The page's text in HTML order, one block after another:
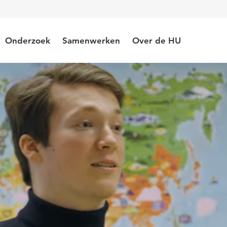
Onderzoek Samenwerken Over de HU